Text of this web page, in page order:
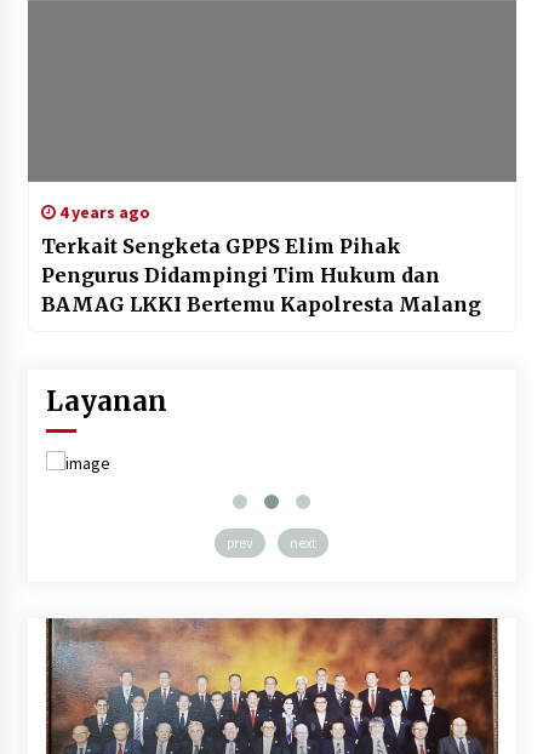
4 years ago
Terkait Sengketa GPPS Elim Pihak
Pengurus Didampingi Tim Hukum dan
BAMAG LKKI Bertemu Kapolresta Malang
Layanan
prev next